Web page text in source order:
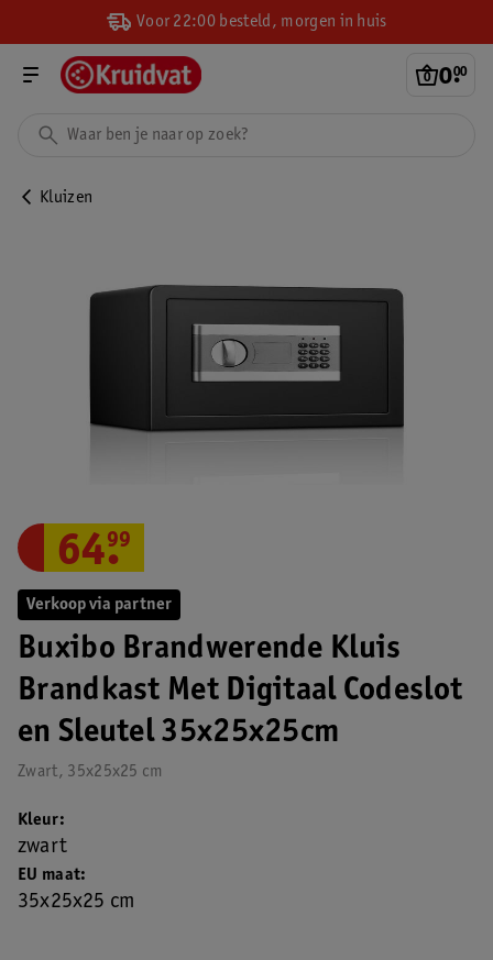
Voor 22:00 besteld, morgen in huis
0.
00
Kluizen
Verkoop via partner
Buxibo Brandwerende Kluis
Brandkast Met Digitaal Codeslot
en Sleutel 35x25x25cm
Zwart, 35x25x25 cm
64.
99
EU maat
35x25x25 cm
Kleur
zwart